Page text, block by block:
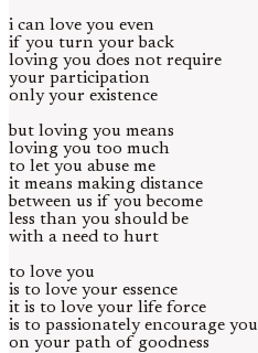
i can love you even
if you turn your back
loving you does not require
your participation
only your existence
but loving you means
loving you too much
to let you abuse me
it means making distance
between us if you become
less than you should be
with a need to hurt
to love you
is to love your essence
it is to love your life force
is to passionately encourage you
on your path of goodness